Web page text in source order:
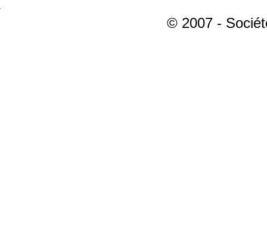
© 2007 -